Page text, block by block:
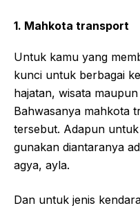
1. Mahkota transport
Untuk kamu yang
kunci untuk berbagai
hajatan, wisata
Bahwasanya mahkota
tersebut. Adapun
gunakan diantaranya
agya, ayla.
Dan untuk jenis